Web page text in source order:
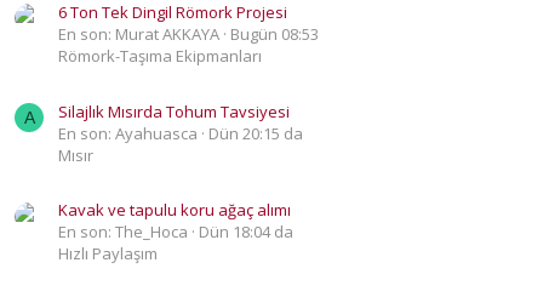
6 Ton Tek Dingil Römork Projesi
En son: Murat AKKAYA Bugün 08:53
Römork-Taşıma Ekipmanları
A
Silajlık Mısırda Tohum Tavsiyesi
En son: Ayahuasca
Dün 20:15 da
Mısır
Kavak ve tapulu koru ağaç alımı
En son: The_Hoca
Dün 18:04 da
Hızlı Paylaşım